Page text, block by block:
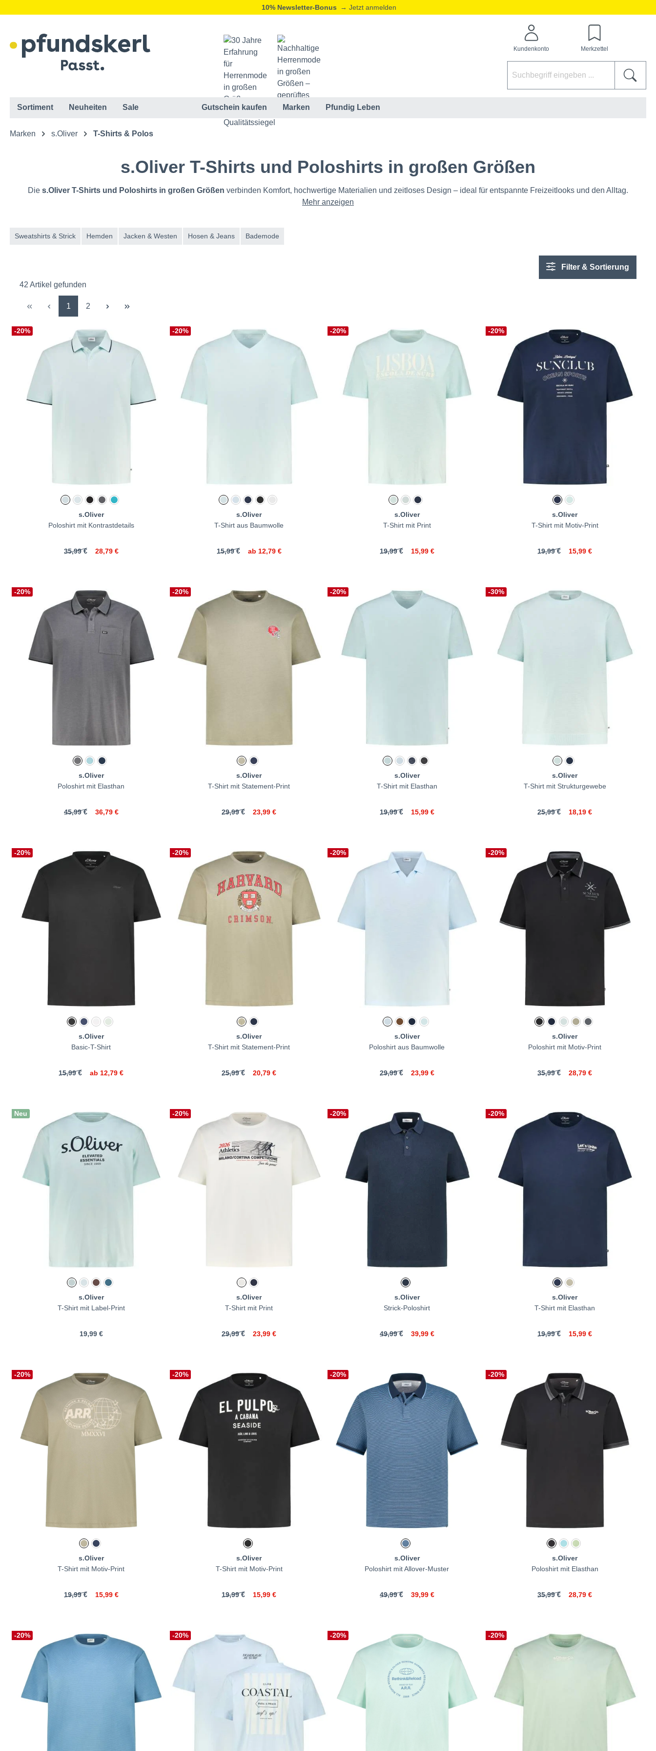
20% Neukunden-Rabatt → Jetzt registrieren
Kundenkonto Merkzettel
Sortiment Neuheiten Sale Gutschein kaufen Marken Pfundig Leben
Marken s.Oliver T-Shirts & Polos
s.Oliver T-Shirts und Poloshirts in großen Größen
Die s.Oliver T-Shirts und Poloshirts in großen Größen verbinden Komfort, hochwertige Materialien und zeitloses Design – ideal für entspannte Freizeitlooks und den Alltag.
Mehr anzeigen
Sweatshirts & Strick Hemden Jacken & Westen Hosen & Jeans Bademode
Filter & Sortierung
42 Artikel gefunden
Seite
1 Seite
2
-20%
s.Oliver
Poloshirt mit Kontrastdetails
35,99 € 28,79 €
-20%
s.Oliver
T-Shirt aus Baumwolle
15,99 € ab 12,79 €
-20%
s.Oliver
T-Shirt mit Print
19,99 € 15,99 €
-20%
s.Oliver
T-Shirt mit Motiv-Print
19,99 € 15,99 €
-20%
s.Oliver
Poloshirt mit Elasthan
45,99 € 36,79 €
-20%
s.Oliver
T-Shirt mit Statement-Print
29,99 € 23,99 €
-20%
s.Oliver
T-Shirt mit Elasthan
19,99 € 15,99 €
-30%
s.Oliver
T-Shirt mit Strukturgewebe
25,99 € 18,19 €
-20%
s.Oliver
Basic-T-Shirt
15,99 € ab 12,79 €
-20%
s.Oliver
T-Shirt mit Statement-Print
25,99 € 20,79 €
-20%
s.Oliver
Poloshirt aus Baumwolle
29,99 € 23,99 €
-20%
s.Oliver
Poloshirt mit Motiv-Print
35,99 € 28,79 €
Neu
s.Oliver
T-Shirt mit Label-Print
19,99 €
-20%
s.Oliver
T-Shirt mit Print
29,99 € 23,99 €
-20%
s.Oliver
Strick-Poloshirt
49,99 € 39,99 €
-20%
s.Oliver
T-Shirt mit Elasthan
19,99 € 15,99 €
-20%
s.Oliver
T-Shirt mit Motiv-Print
19,99 € 15,99 €
-20%
s.Oliver
T-Shirt mit Motiv-Print
19,99 € 15,99 €
-20%
s.Oliver
Poloshirt mit Allover-Muster
49,99 € 39,99 €
-20%
s.Oliver
Poloshirt mit Elasthan
35,99 € 28,79 €
-20% -20% -20% -20%